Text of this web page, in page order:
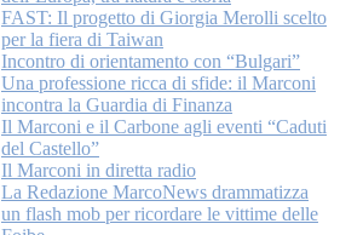
FAST: Il progetto di Giorgia Merolli scelto
per la fiera di Taiwan
Incontro di orientamento con “Bulgari”
Una professione ricca di sfide: il Marconi
incontra la Guardia di Finanza
Il Marconi e il Carbone agli eventi “Caduti
del Castello”
Il Marconi in diretta radio
La Redazione MarcoNews drammatizza
un flash mob per ricordare le vittime delle